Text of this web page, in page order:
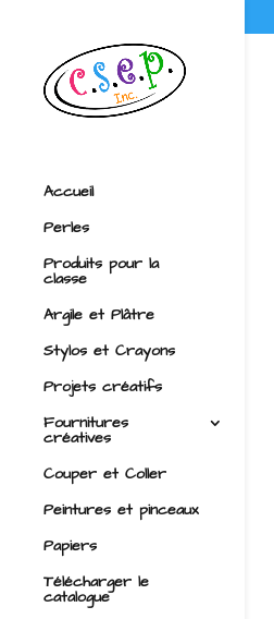
Accueil
Perles
Produits pour la
classe
Argile et Plâtre
Stylos et Crayons
Projets créatifs
Fournitures
créatives
Couper et Coller
Peintures et pinceaux
Papiers
Télécharger le
catalogue